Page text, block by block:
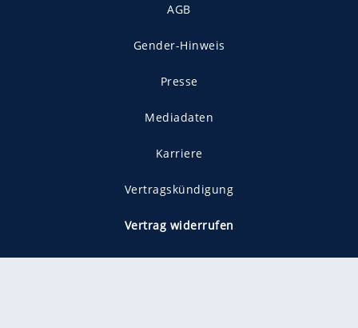
AGB
Gender-Hinweis
Presse
Mediadaten
Karriere
Vertragskündigung
Vertrag widerrufen